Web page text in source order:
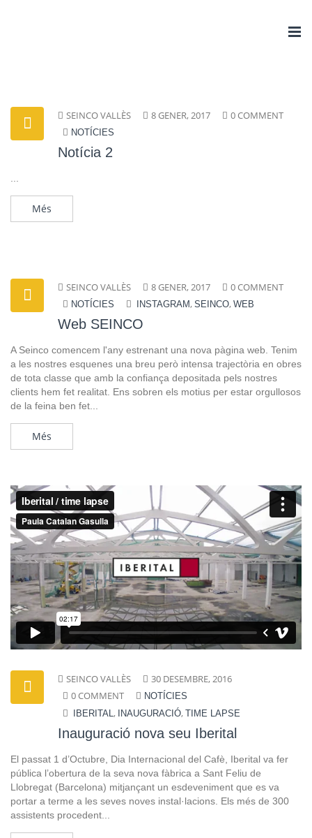
SEINCO VALLÈS 8 GENER, 2017 0 COMMENT
NOTÍCIES
Notícia 2
Més
SEINCO VALLÈS 8 GENER, 2017 0 COMMENT
NOTÍCIES INSTAGRAM, SEINCO, WEB
Web SEINCO
A Seinco comencem l'any estrenant una nova pàgina web. Tenim
a les nostres esquenes una breu però intensa trajectòria en obres
de tota classe que amb la confiança depositada pels nostres
clients hem fet realitat. Ens sobren els motius per estar orgullosos
de la feina ben fet...
Més
SEINCO VALLÈS
30 DESEMBRE, 2016
0 COMMENT
NOTÍCIES
IBERITAL, INAUGURACIÓ, TIME LAPSE
Inauguració nova seu Iberital
El passat 1 d’Octubre, Dia Internacional del Cafè, Iberital va fer
pública l’obertura de la seva nova fàbrica a Sant Feliu de
Llobregat (Barcelona) mitjançant un esdeveniment que es va
portar a terme a les seves noves instal·lacions. Els més de 300
assistents procedent...